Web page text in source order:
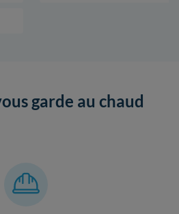
garde au chaud